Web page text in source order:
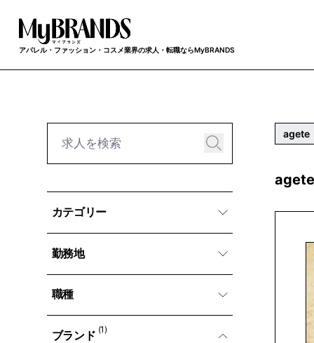
アパレル・ファッション・コスメ業界の求人・転職ならMyBRANDS
カテゴリー
勤務地
職種
ブランド (1)
agete